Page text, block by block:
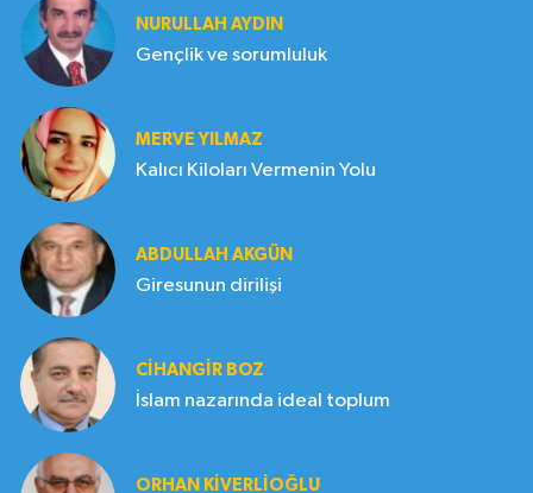
NURULLAH AYDIN
Gençlik ve sorumluluk
MERVE YILMAZ
Kalıcı Kiloları Vermenin Yolu
ABDULLAH AKGÜN
Giresunun dirilişi
CIHANGIR BOZ
İslam nazarında ideal toplum
ORHAN KIVERLIOĞLU